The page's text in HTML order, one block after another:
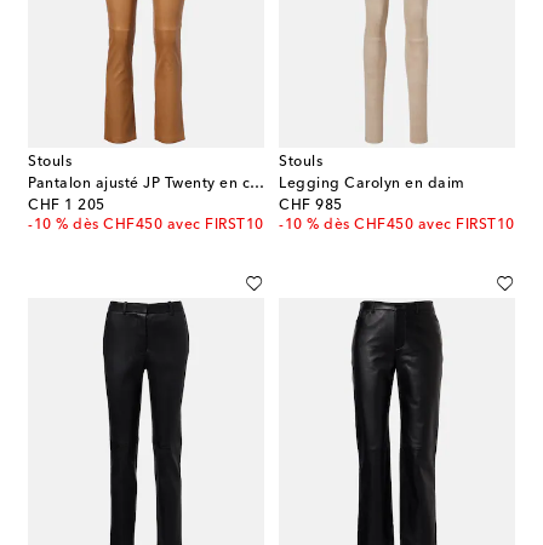
Stouls
Pantalon ajusté JP Twenty en cuir
CHF 1 205
original price
-10 % dès CHF450 avec FIRST10
Stouls
Legging Carolyn en daim
CHF 985
original price
-10 % dès CHF450 avec FIRST10